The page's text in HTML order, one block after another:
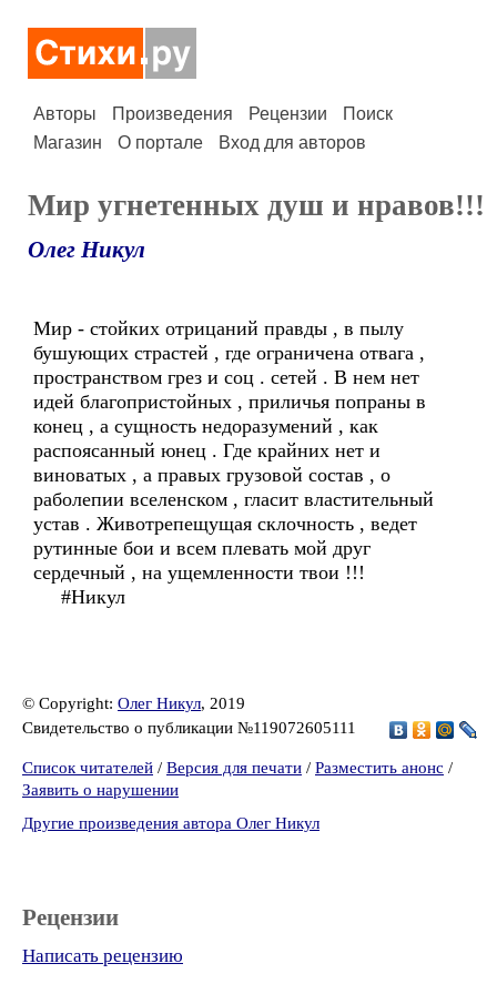
Авторы Произведения Рецензии
Поиск
Магазин
О портале Вход для авторов
Мир угнетенных душ и нравов!!!
Олег Никул
Мир - стойких отрицаний правды , в пылу
бушующих страстей , где ограничена отвага ,
пространством грез и соц . сетей . В нем нет
идей благопристойных , приличья попраны в
конец , а сущность недоразумений , как
распоясанный юнец . Где крайних нет и
виноватых , а правых грузовой состав , о
раболепии вселенском , гласит властительный
устав . Животрепещущая склочность , ведет
рутинные бои и всем плевать мой друг
сердечный , на ущемленности твои !!!
#Никул
© Copyright: Олег Никул, 2019
Свидетельство о публикации №119072605111
Список читателей / Версия для печати / Разместить анонс /
Заявить о нарушении
Другие произведения автора Олег Никул
Рецензии
Написать рецензию